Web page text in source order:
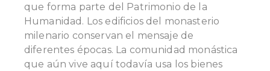
que forma parte del Patrimonio de la
Humanidad. Los edificios del monasterio
milenario conservan el mensaje de
diferentes épocas. La comunidad monástica
que aún vive aquí todavía usa los bienes